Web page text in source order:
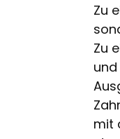
Zu
Zu
mit